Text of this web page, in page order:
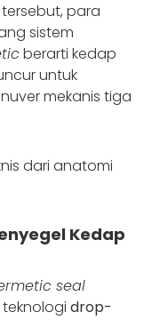
para
sistem
berarti kedap
untuk
mekanis tiga
dari anatomi
Kedap
seal
drop-